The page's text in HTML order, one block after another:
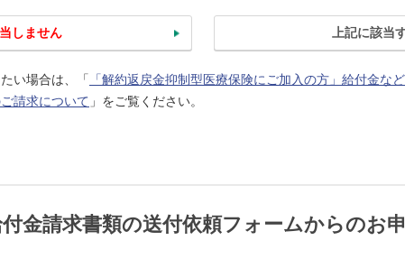
しません 上記に該当
い場合は、「
「解約返戻金抑制型医療保険にご加入の方」給付金な
請求について 」をご覧ください。
金請求書類の送付依頼フォームからのお